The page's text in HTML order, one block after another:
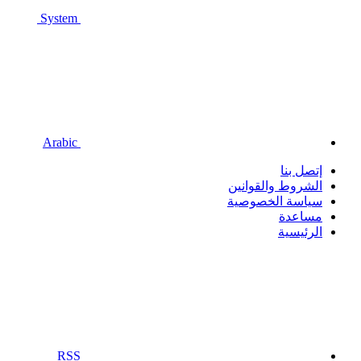
إتصل بنا
الشروط والقوانين
سياسة الخصوصية
مساعدة
الرئيسية
RSS